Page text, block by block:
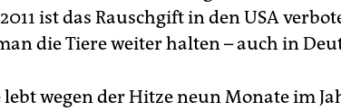
ist das Rauschgift in den USA
die Tiere weiter halten – auch in
wegen der Hitze neun Monate im